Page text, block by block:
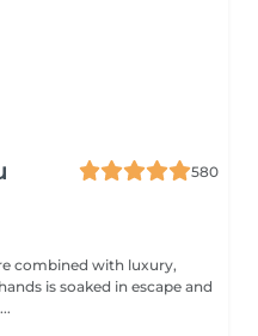
580
combined with luxury,
is soaked in escape and